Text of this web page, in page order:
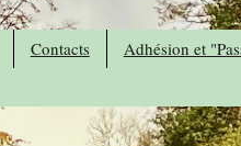
Contacts
Adhésion et